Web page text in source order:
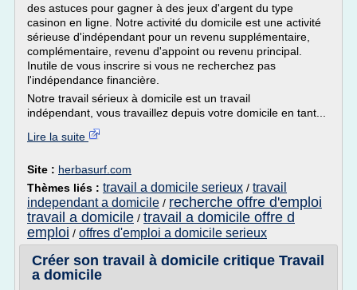
des astuces pour gagner à des jeux d'argent du type
casinon en ligne. Notre activité du domicile est une activité
sérieuse d'indépendant pour un revenu supplémentaire,
complémentaire, revenu d'appoint ou revenu principal.
Inutile de vous inscrire si vous ne recherchez pas
l'indépendance financière.
Notre travail sérieux à domicile est un travail
indépendant, vous travaillez depuis votre domicile en tant...
Lire la suite
Site : herbasurf.com
Thèmes liés : travail a domicile serieux / travail
independant a domicile / recherche offre d'emploi
travail a domicile / travail a domicile offre d
emploi / offres d'emploi a domicile serieux
Créer son travail à domicile critique Travail
a domicile